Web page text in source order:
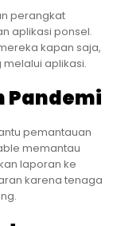
perangkat
aplikasi ponsel.
kapan saja,
aplikasi.
Pandemi
pemantauan
memantau
laporan ke
karena tenaga